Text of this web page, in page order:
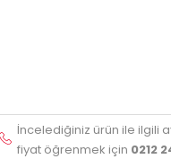
İncelediğiniz ürün ile ilgili
fiyat öğrenmek için 0212